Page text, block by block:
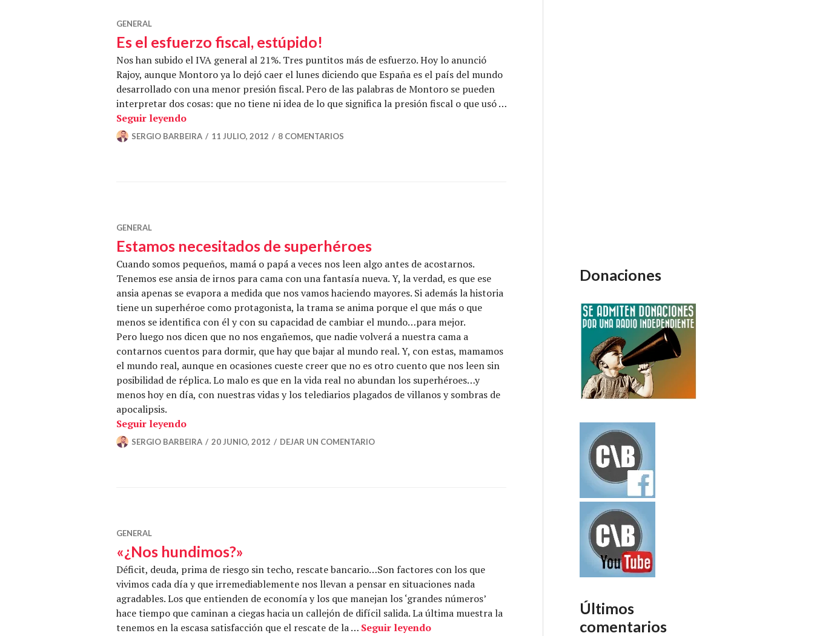
GENERAL
Es el esfuerzo fiscal, estúpido!
Nos han subido el IVA general al 21%. Tres puntitos más de esfuerzo. Hoy lo anunció
Rajoy, aunque Montoro ya lo dejó caer el lunes diciendo que España es el país del mundo
desarrollado con una menor presión fiscal. Pero de las palabras de Montoro se pueden
interpretar dos cosas: que no tiene ni idea de lo que significa la presión fiscal o que usó …
Seguir leyendoEs el esfuerzo fiscal, estúpido!
SERGIO BARBEIRA 11 JULIO, 2012 8 COMENTARIOS
GENERAL
Estamos necesitados de superhéroes
Cuando somos pequeños, mamá o papá a veces nos leen algo antes de acostarnos.
Tenemos ese ansia de irnos para cama con una fantasía nueva. Y, la verdad, es que ese
ansia apenas se evapora a medida que nos vamos haciendo mayores. Si además la historia
tiene un superhéroe como protagonista, la trama se anima porque el que más o que
menos se identifica con él y con su capacidad de cambiar el mundo…para mejor.
Pero luego nos dicen que no nos engañemos, que nadie volverá a nuestra cama a
contarnos cuentos para dormir, que hay que bajar al mundo real. Y, con estas, mamamos
el mundo real, aunque en ocasiones cueste creer que no es otro cuento que nos leen sin
posibilidad de réplica. Lo malo es que en la vida real no abundan los superhéroes…y
menos hoy en día, con nuestras vidas y los telediarios plagados de villanos y sombras de
apocalipsis.
Seguir leyendo«Estamos necesitados de superhéroes»
SERGIO BARBEIRA 20 JUNIO, 2012 DEJAR UN COMENTARIO
GENERAL
«¿Nos hundimos?»
Déficit, deuda, prima de riesgo sin techo, rescate bancario…Son factores con los que
vivimos cada día y que irremediablemente nos llevan a pensar en situaciones nada
agradables. Los que entienden de economía y los que manejan los ‘grandes números’
hace tiempo que caminan a ciegas hacia un callejón de difícil salida. La última muestra la
tenemos en la escasa satisfacción que el rescate de la … Seguir leyendo«¿Nos hundimos?»
Donaciones
Últimos
comentarios